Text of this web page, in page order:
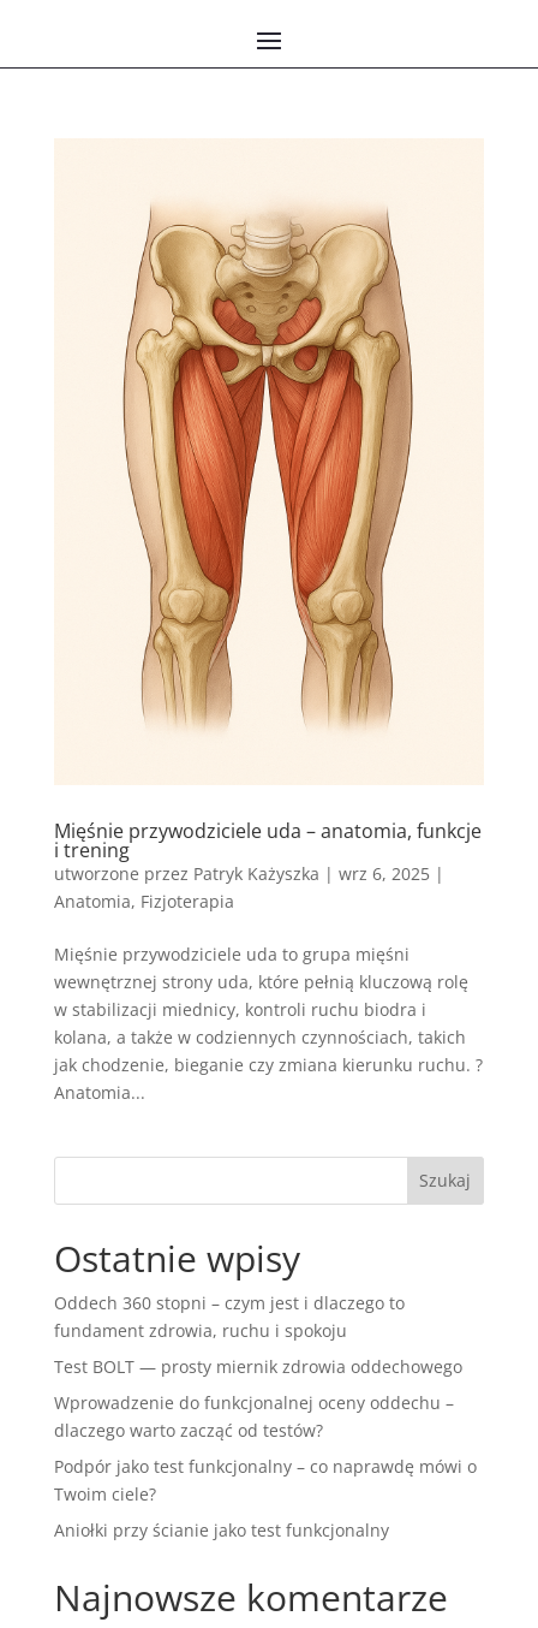
Mięśnie przywodziciele uda – anatomia, funkcje
i trening
utworzone przez Patryk Każyszka | wrz 6, 2025|
Anatomia, Fizjoterapia
Mięśnie przywodziciele uda to grupa mięśni
wewnętrznej strony uda, które pełnią kluczową rolę
w stabilizacji miednicy, kontroli ruchu biodra i
kolana, a także w codziennych czynnościach, takich
jak chodzenie, bieganie czy zmiana kierunku ruchu. ?
Anatomia...
Ostatnie wpisy
Oddech 360 stopni – czym jest i dlaczego to
fundament zdrowia, ruchu i spokoju
Test BOLT — prosty miernik zdrowia oddechowego
Wprowadzenie do funkcjonalnej oceny oddechu –
dlaczego warto zacząć od testów?
Podpór jako test funkcjonalny – co naprawdę mówi o
Twoim ciele?
Aniołki przy ścianie jako test funkcjonalny
Najnowsze komentarze